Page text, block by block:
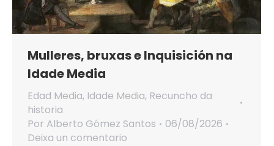
Mulleres, bruxas e Inquisición na
Idade Media
Edad Media, Idade Media, Recuncho da
historia
Por Alberto Gómez Santos
06/08/2026
Deixa un comentario